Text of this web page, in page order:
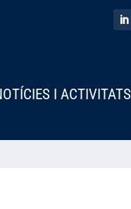
I ACTIVITATS